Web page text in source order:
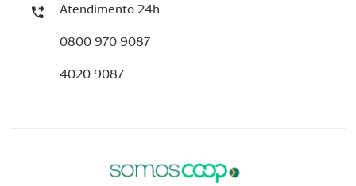
Atendimento 24h
0800 970 9087
4020 9087